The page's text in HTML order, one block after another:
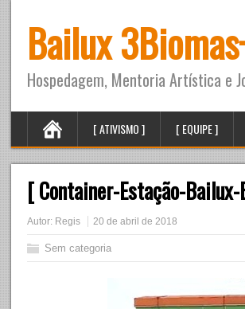
Bailux
Hospedagem, Mentoria Artística e
[ ATIVISMO ] [ EQUIPE ]
[ Container-Estação-
Autor: Regis 20 de abril de 2018
Sem categoria